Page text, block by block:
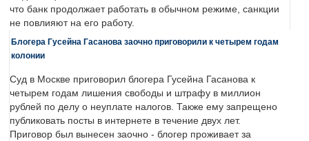
что банк продолжает работать в обычном режиме, санкции
не повлияют на его работу.
Блогера Гусейна Гасанова заочно приговорили к четырем годам
колонии
Суд в Москве приговорил блогера Гусейна Гасанова к
четырем годам лишения свободы и штрафу в миллион
рублей по делу о неуплате налогов. Также ему запрещено
публиковать посты в интернете в течение двух лет.
Приговор был вынесен заочно - блогер проживает за